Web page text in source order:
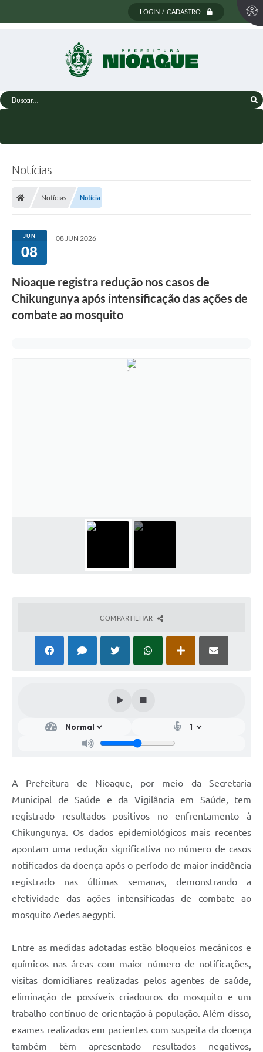
LOGIN / CADASTRO
Buscar...
Notícias
Notícias Notícia
JUN
08
08 JUN 2026
Nioaque registra redução nos casos de
Chikungunya após intensificação das ações de
combate ao mosquito
COMPARTILHAR
A Prefeitura de Nioaque, por meio da Secretaria
Municipal de Saúde e da Vigilância em Saúde, tem
registrado resultados positivos no enfrentamento à
Chikungunya. Os dados epidemiológicos mais recentes
apontam uma redução significativa no número de casos
notificados da doença após o período de maior incidência
registrado nas últimas semanas, demonstrando a
efetividade das ações intensificadas de combate ao
mosquito Aedes aegypti.
Entre as medidas adotadas estão bloqueios mecânicos e
químicos nas áreas com maior número de notificações,
visitas domiciliares realizadas pelos agentes de saúde,
eliminação de possíveis criadouros do mosquito e um
trabalho contínuo de orientação à população. Além disso,
exames realizados em pacientes com suspeita da doença
também têm apresentado resultados negativos,